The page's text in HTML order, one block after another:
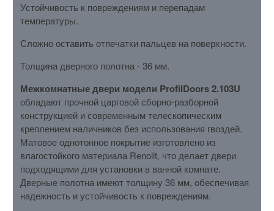
Устойчивость к повреждениям и перепадам
температуры.
Сложно оставить отпечатки пальцев на поверхности.
Толщина дверного полотна - 36 мм.
Межкомнатные двери модели ProfilDoors 2.103U
обладают прочной царговой сборно-разборной
конструкцией и современным телескопическим
креплением наличников без использования гвоздей.
Матовое однотонное покрытие изготовлено из
влагостойкого материала Renolit, что делает двери
подходящими для установки в ванной комнате.
Дверные полотна имеют толщину 36 мм, обеспечивая
надежность и устойчивость к повреждениям.